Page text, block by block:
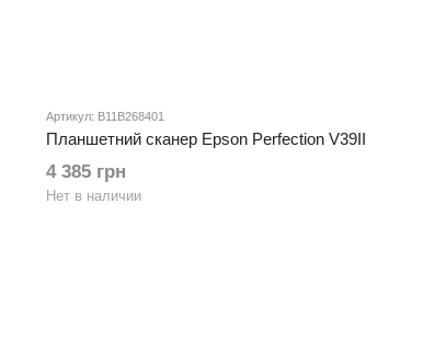
Артикул: B11B268401
Планшетний сканер Epson Perfection V39II
4 385 грн
Нет в наличии